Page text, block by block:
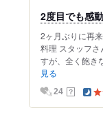
2度目でも感動
2ヶ月ぶりに再
料理 スタッフ
すが、全く飽き
見る
24 ？